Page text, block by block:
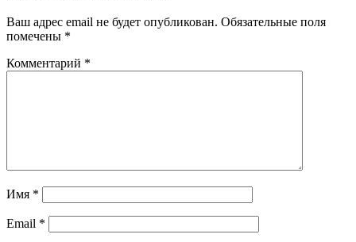
Ваш адрес email не будет опубликован. Обязательные поля
помечены *
Комментарий *
Имя *
Email *